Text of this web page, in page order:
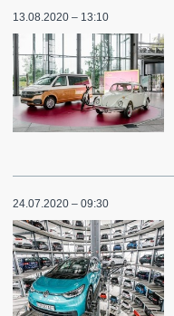
13.08.2020 – 13:10
24.07.2020 – 09:30